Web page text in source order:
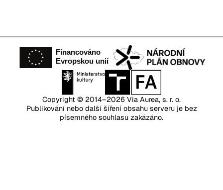
Copyright © 2014–2026 Via Aurea, s. r. o.
Publikování nebo další šíření obsahu serveru je bez
písemného souhlasu zakázáno.